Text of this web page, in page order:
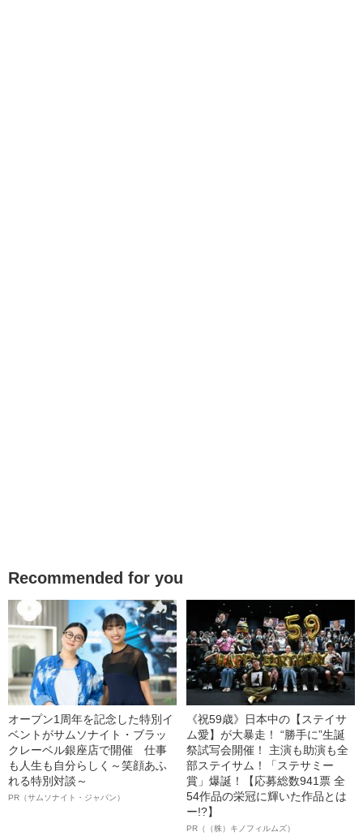
Recommended for you
オープン1周年を記念した特別イ
ベントがサムソナイト・ブラッ
クレーベル銀座店で開催 仕事
も人生も自分らしく～笑顔あふ
れる特別対談～
PR（サムソナイト・ジャパン）
《祝59歳》日本中の【ステイサ
ム愛】が大暴走！ “勝手に”生誕
祭試写会開催！ 主演も助演も全
部ステイサム！「ステサミー
賞」爆誕！【応募総数941票 全
54作品の栄冠に輝いた作品とは
ー!?】
PR（（株）キノフィルムズ）